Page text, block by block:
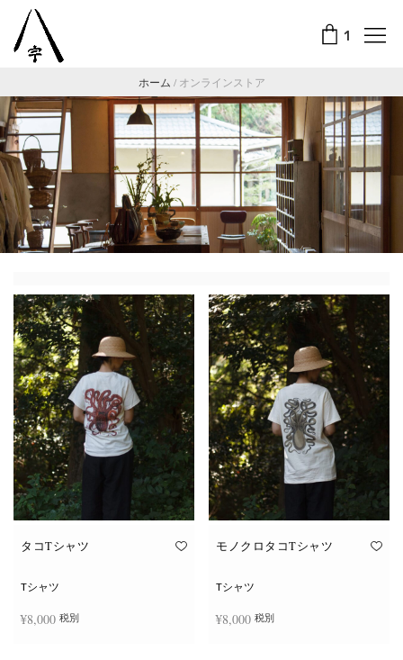
1
ホーム / オンラインストア
タコTシャツ
Tシャツ
¥8,000 税別
モノクロタコTシャツ
Tシャツ
¥8,000 税別